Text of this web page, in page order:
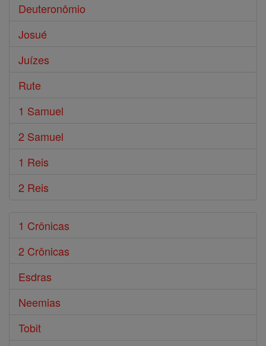
Deuteronômio
Josué
Juízes
Rute
1 Samuel
2 Samuel
1 Reis
2 Reis
1 Crônicas
2 Crônicas
Esdras
Neemias
Tobit